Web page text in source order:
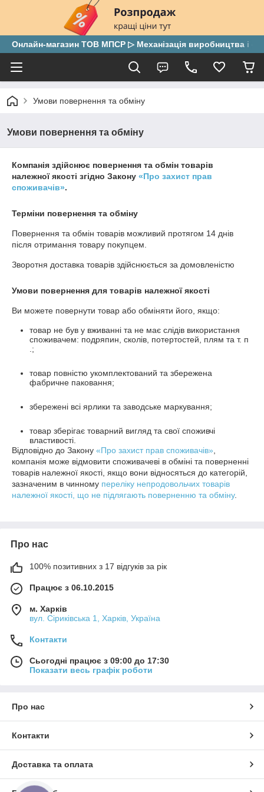
Онлайн-магазин ТОВ МПСР ▷ Механізація виробництва і
Умови повернення та обміну
Умови повернення та обміну
Компанія здійснює повернення та обмін товарів
належної якості згідно Закону «Про захист прав
споживачів».
Терміни повернення та обміну
Повернення та обмін товарів можливий протягом 14 днів
після отримання товару покупцем.
Зворотня доставка товарів здійснюється за домовленістю
Умови повернення для товарів належної якості
Ви можете повернути товар або обміняти його, якщо:
товар не був у вживанні та не має слідів використання
споживачем: подряпин, сколів, потертостей, плям та т. п
.;
товар повністю укомплектований та збережена
фабричне паковання;
збережені всі ярлики та заводське маркування;
товар зберігає товарний вигляд та свої споживчі
властивості.
Відповідно до Закону «Про захист прав споживачів»
компанія може відмовити споживачеві в обміні та поверненні
товарів належної якості, якщо вони відносяться до категорій,
зазначеним в чинному переліку непродовольчих товарів
належної якості, що не підлягають поверненню та обміну.
Про нас
100% позитивних з 17 відгуків за рік
Працює з 06.10.2015
м. Харків
вул. Сіриківська 1, Харків, Україна
Контакти
Сьогодні працює з 09:00 до 17:30
Показати весь графік роботи
Про нас
Контакти
Доставка та оплата